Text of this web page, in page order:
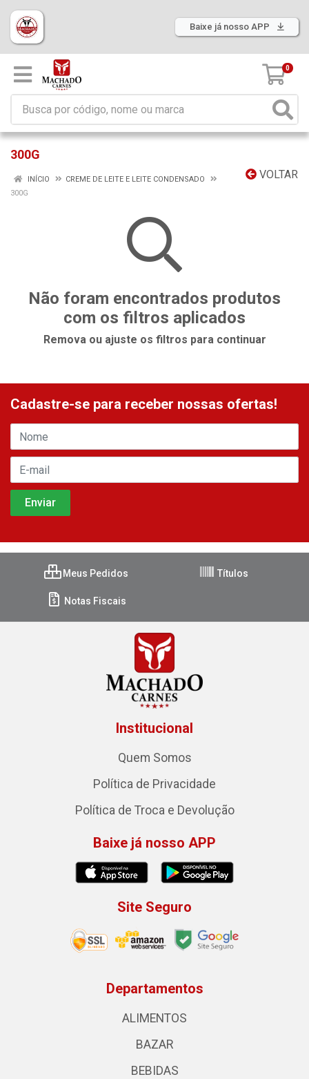
Baixe já nosso APP
0
300G
VOLTAR
INÍCIO
CREME DE LEITE E LEITE CONDENSADO
300G
Não foram encontrados produtos
com os filtros aplicados
Remova ou ajuste os filtros para continuar
Cadastre-se para receber nossas ofertas!
Meus Pedidos Títulos
Notas Fiscais
Institucional
Quem Somos
Política de Privacidade
Política de Troca e Devolução
Baixe já nosso APP
Site Seguro
Departamentos
ALIMENTOS
BAZAR
BEBIDAS